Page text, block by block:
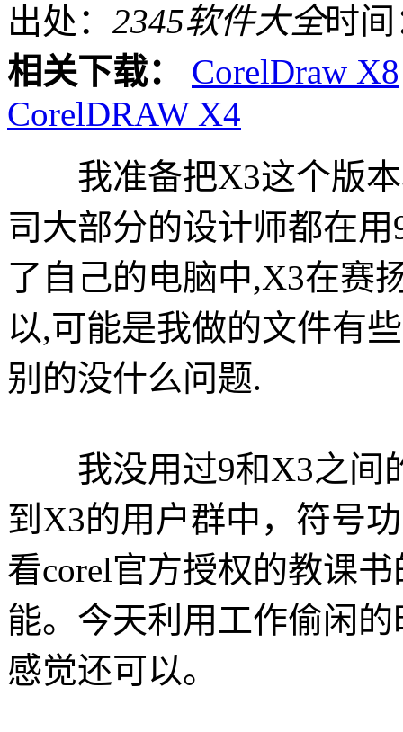
出处： 2345软件大全时间
相关下载：
CorelDraw X8
CorelDRAW X4
我准备把X3这个版本
司大部分的设计师都在
了自己的电脑中,X3在赛
以,可能是我做的文件有
别的没什么问题.
我没用过9和X3之间
到X3的用户群中，符号
看corel官方授权的教课
能。今天利用工作偷闲
感觉还可以。